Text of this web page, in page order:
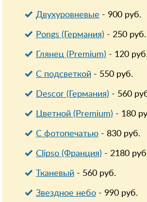
Двухуровневые - 900руб.
Pongs (Германия) - 250руб.
Глянец (Premium) - 120
С подсветкой- 550руб.
Descor (Германия) - 560
Цветной (Premium) - 180
С фотопечатью- 830руб.
Clipso (Франция) - 2180
Тканевый- 560руб.
Звездное небо- 990руб.